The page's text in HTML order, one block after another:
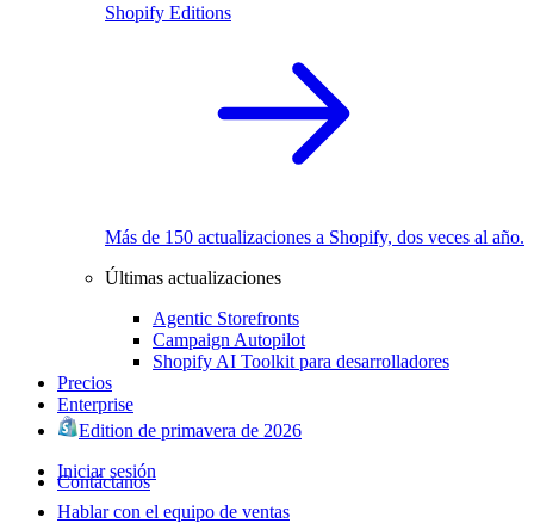
Shopify Editions
Más de 150 actualizaciones a Shopify, dos veces al año.
Últimas actualizaciones
Agentic Storefronts
Campaign Autopilot
Shopify AI Toolkit para desarrolladores
Precios
Enterprise
Edition de primavera de 2026
Iniciar sesión
Contáctanos
Hablar con el equipo de ventas